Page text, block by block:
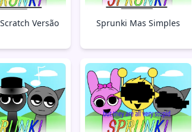
Versão Sprunki Mas Simples